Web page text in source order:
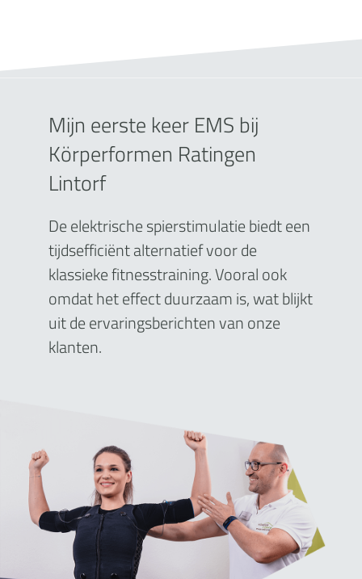
Mijn eerste keer EMS bij
Körperformen Ratingen
Lintorf
De elektrische spierstimulatie biedt een
tijdsefficiënt alternatief voor de
klassieke fitnesstraining. Vooral ook
omdat het effect duurzaam is, wat blijkt
uit de ervaringsberichten van onze
klanten.